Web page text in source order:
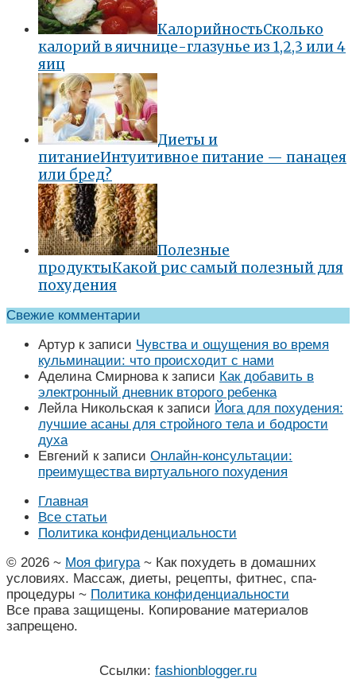
КалорийностьСколько
калорий в яичнице-глазунье из 1,2,3 или 4
яиц
Диеты и
питаниеИнтуитивное питание — панацея
или бред?
Полезные
продуктыКакой рис самый полезный для
похудения
Свежие комментарии
Артур к записи Чувства и ощущения во время
кульминации: что происходит с нами
Аделина Смирновак записи Как добавить в
электронный дневник второго ребенка
Лейла Никольская к записи Йога для похудения:
лучшие асаны для стройного тела и бодрости
духа
Евгений к записи Онлайн-консультации:
преимущества виртуального похудения
Главная
Все статьи
Политика конфиденциальности
© 2026 ~ Моя фигура~ Как похудеть в домашних
условиях. Массаж, диеты, рецепты, фитнес, спа-
процедуры ~ Политика конфиденциальности
Все права защищены. Копирование материалов
запрещено.
Ссылки: fashionblogger.ru